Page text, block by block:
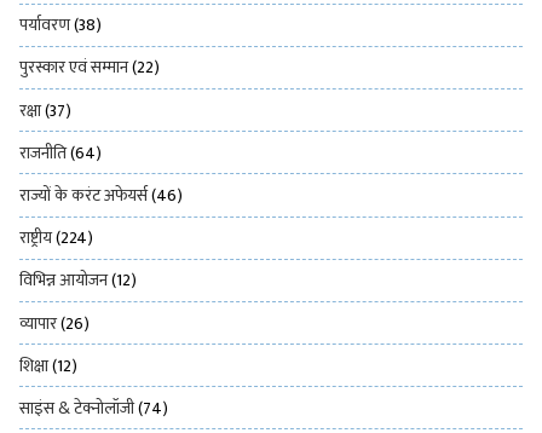
पर्यावरण(38)
पुरस्कार एवं सम्मान(22)
रक्षा(37)
राजनीति(64)
राज्यों के करंट अफेयर्स(46)
राष्ट्रीय(224)
विभिन्न आयोजन(12)
व्यापार(26)
शिक्षा(12)
साइंस & टेक्नोलॉजी(74)